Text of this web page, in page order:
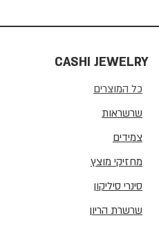
CASHI JEWELRY
כל המוצרים
שרשראות
צמידים
מחזיקי מוצץ
סינרי סיליקון
שרשרת הריון